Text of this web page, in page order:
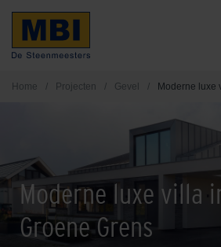
Home / Projecten / Gevel / Moderne luxe
Moderne luxe villa
Groene Grens